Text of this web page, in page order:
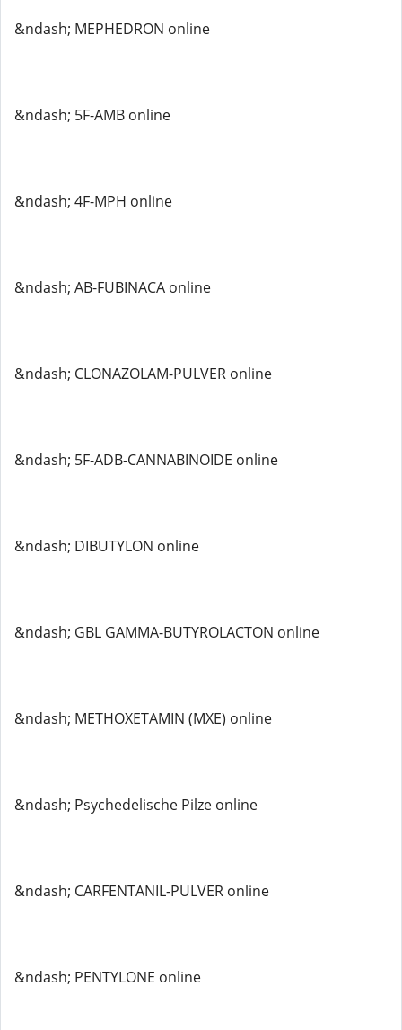
&ndash; MEPHEDRON online
&ndash; 5F-AMB online
&ndash; 4F-MPH online
&ndash; AB-FUBINACA online
&ndash; CLONAZOLAM-PULVER online
&ndash; 5F-ADB-CANNABINOIDE online
&ndash; DIBUTYLON online
&ndash; GBL GAMMA-BUTYROLACTON online
&ndash; METHOXETAMIN (MXE) online
&ndash; Psychedelische Pilze online
&ndash; CARFENTANIL-PULVER online
&ndash; PENTYLONE online